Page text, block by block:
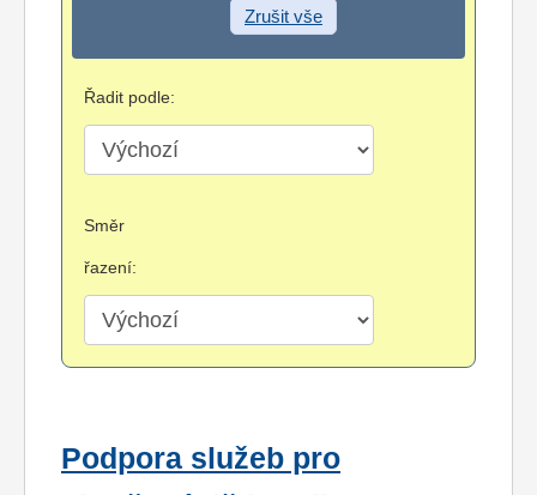
Zrušit vše
Řadit podle:
Směr
řazení:
Podpora služeb pro